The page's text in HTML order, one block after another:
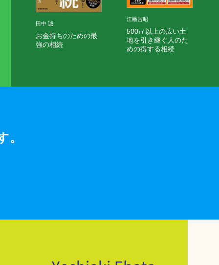
田中 誠
お金持ちのための最
強の相続
江幡吉昭
500㎡以上の広い土
地を引き継ぐ人のた
めの得する相続
。